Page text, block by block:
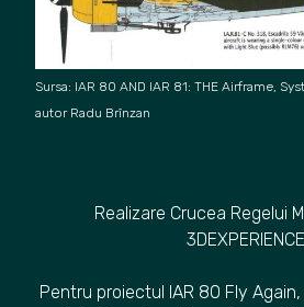
Sursa: IAR 80 AND IAR 81: THE Airframe, Syst
autor Radu Brînzan
Realizare Crucea Regelui
3DEXPERIENCE
Pentru proiectul IAR 80 Fly